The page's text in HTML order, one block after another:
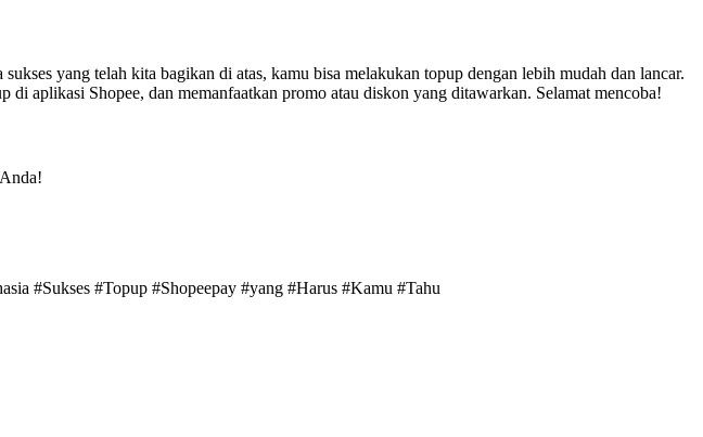
yang telah kita bagikan di atas, kamu bisa melakukan topup dengan lebih mudah dan lancar.
aplikasi Shopee, dan memanfaatkan promo atau diskon yang ditawarkan. Selamat mencoba!
#Sukses #Topup #Shopeepay #yang #Harus #Kamu #Tahu